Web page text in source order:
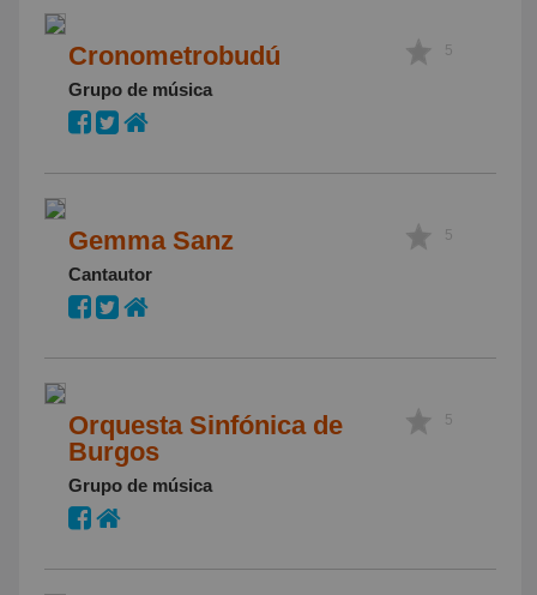
Cronometrobudú
Grupo de música
5
Gemma Sanz
Cantautor
5
Orquesta Sinfónica de
Burgos
Grupo de música
5